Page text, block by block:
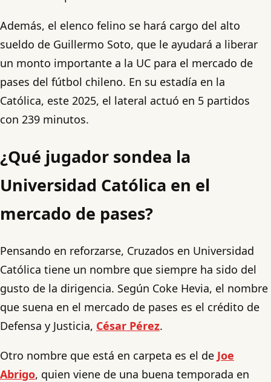
Además, el elenco felino se hará cargo del alto
sueldo de Guillermo Soto, que le ayudará a liberar
un monto importante a la UC para el mercado de
pases del fútbol chileno. En su estadía en la
Católica, este 2025, el lateral actuó en 5 partidos
con 239 minutos.
¿Qué jugador sondea la
Universidad Católica en el
mercado de pases?
Pensando en reforzarse, Cruzados en Universidad
Católica tiene un nombre que siempre ha sido del
gusto de la dirigencia. Según Coke Hevia, el nombre
que suena en el mercado de pases es el crédito de
Defensa y Justicia, César Pérez.
Otro nombre que está en carpeta es el de Joe
Abrigo, quien viene de una buena temporada en